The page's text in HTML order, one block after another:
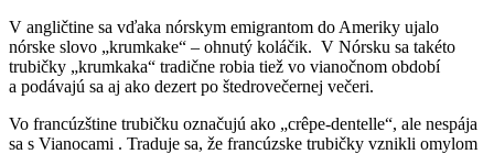
V angličtine sa vďaka nórskym emigrantom do Ameriky ujalo
nórske slovo „krumkake“ – ohnutý koláčik. V Nórsku sa takéto
trubičky „krumkaka“ tradične robia tiež vo vianočnom období
a podávajú sa aj ako dezert po štedrovečernej večeri.
Vo francúzštine trubičku označujú ako „crêpe-dentelle“, ale nespája
sa s Vianocami . Traduje sa, že francúzske trubičky vznikli omylom